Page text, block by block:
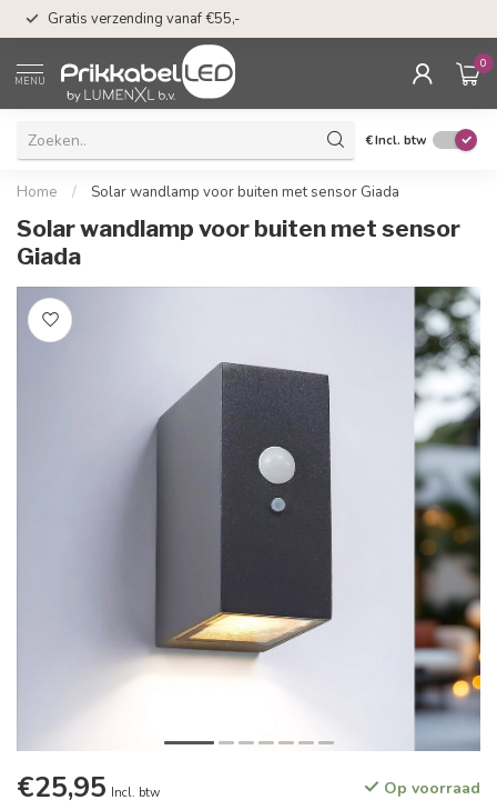
Gratis verzending vanaf €55,-
MENU
0
€Incl. btw
Home / Solar wandlamp voor buiten met sensor Giada
Solar wandlamp voor buiten met sensor
Giada
€25,95 Incl. btw Op voorraad